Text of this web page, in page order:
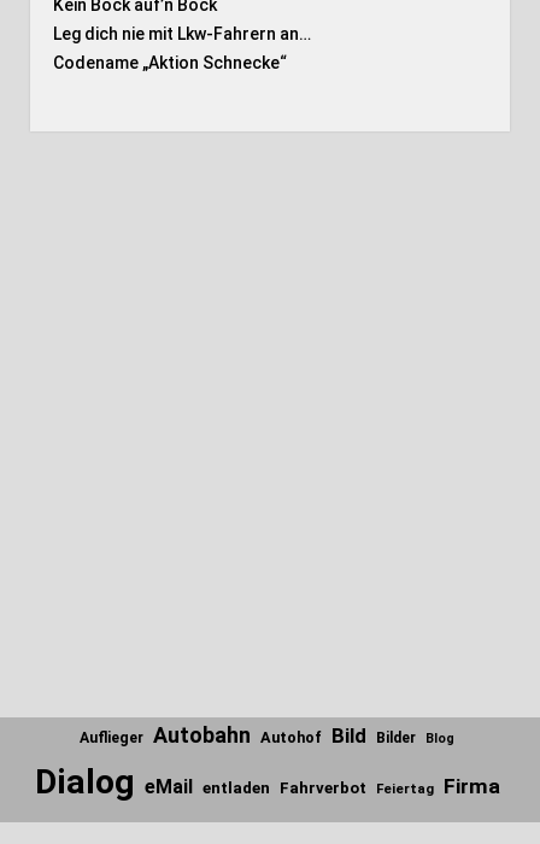
Kein Bock auf’n Bock
Leg dich nie mit Lkw-Fahrern an…
Codename „Aktion Schnecke“
Auflieger Autobahn Autohof Bild Bilder Blog
Dialog eMail entladen Fahrverbot Feiertag Firma
Internet